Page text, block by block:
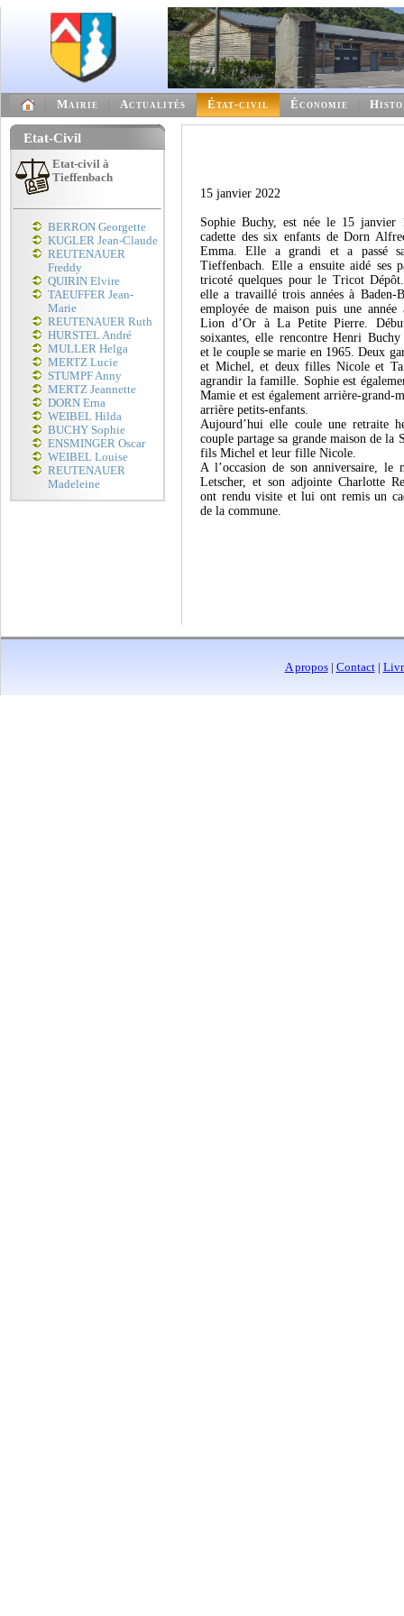
Mairie Actualités État-civil Économie
Etat-Civil
Etat-civil à
Tieffenbach
BERRON Georgette
KUGLER Jean-Claude
REUTENAUER
Freddy
QUIRIN Elvire
TAEUFFER Jean-
Marie
REUTENAUER Ruth
HURSTEL André
MULLER Helga
MERTZ Lucie
STUMPF Anny
MERTZ Jeannette
DORN Erna
WEIBEL Hilda
BUCHY Sophie
ENSMINGER Oscar
WEIBEL Louise
REUTENAUER
Madeleine
15 janvier 2022
Sophie Buchy, est née le 15 janvier
cadette des six enfants de Dorn
Emma. Elle a grandi et a passé
Tieffenbach. Elle a ensuite aidé ses
tricoté quelques pour le Tricot
elle a travaillé trois années à Baden-
employée de maison puis une année
Lion d’Or à La Petite Pierre.
soixantes, elle rencontre Henri Buchy
et le couple se marie en 1965. Deux
et Michel, et deux filles Nicole et
agrandir la famille. Sophie est
Mamie et est également arrière-grand-
arrière petits-enfants.
Aujourd’hui elle coule une retraite
couple partage sa grande maison de la
fils Michel et leur fille Nicole.
A l’occasion de son anniversaire, le
Letscher, et son adjointe Charlotte
ont rendu visite et lui ont remis un
de la commune.
A propos| Contact|